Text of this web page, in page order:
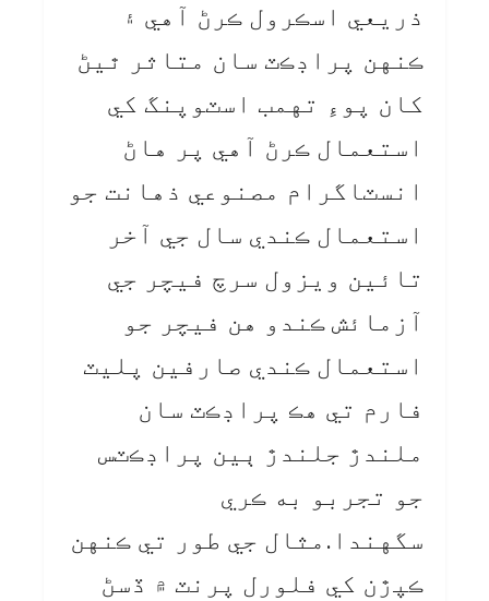
ذريعي اسڪرول ڪرڻ آهي ۽
ڪنهن پراڊڪٽ سان متاثر ٿيڻ
کان پوءِ تهمب اسٽوپنگ کي
استعمال ڪرڻ آهي پر هاڻ
انسٽاگرام مصنوعي ذهانت جو
استعمال ڪندي سال جي آخر
تائين ويزول سرچ فيچر جي
آزمائش ڪندو هن فيچر جو
استعمال ڪندي صارفين پليٽ
فارم تي هڪ پراڊڪٽ سان
ملندڙ جلندڙ ٻين پراڊڪٽس
جو تجربو به ڪري
سگهندا.مثال جي طور تي ڪنهن
ڪپڙن کي فلورل پرنٽ ۾ ڏسڻ